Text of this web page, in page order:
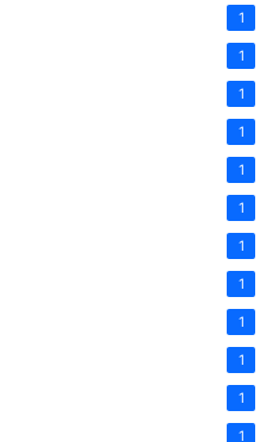
1
1
1
1
1
1
1
1
1
1
1
1